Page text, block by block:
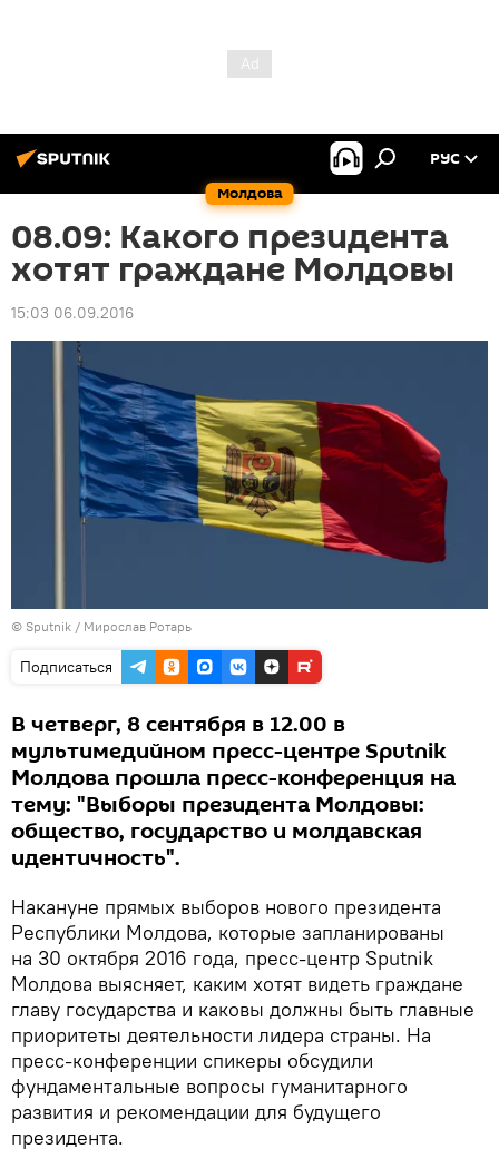
Молдова
РУС
08.09: Какого президента
хотят граждане Молдовы
15:03 06.09.2016
© Sputnik / Мирослав Ротарь
Подписаться
В четверг, 8 сентября в 12.00 в
мультимедийном пресс-центре Sputnik
Молдова прошла пресс-конференция на
тему: "Выборы президента Молдовы:
общество, государство и молдавская
идентичность".
Накануне прямых выборов нового президента
Республики Молдова, которые запланированы
на 30 октября 2016 года, пресс-центр Sputnik
Молдова выясняет, каким хотят видеть граждане
главу государства и каковы должны быть главные
приоритеты деятельности лидера страны. На
пресс-конференции спикеры обсудили
фундаментальные вопросы гуманитарного
развития и рекомендации для будущего
президента.